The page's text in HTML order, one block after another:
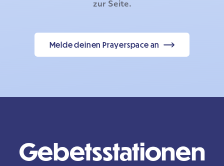
zur Seite.
Melde deinen Prayerspace an
Gebetsstationen